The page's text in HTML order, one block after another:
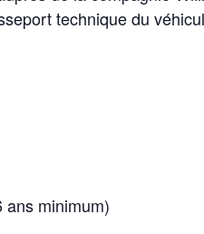
technique du
ans minimum)